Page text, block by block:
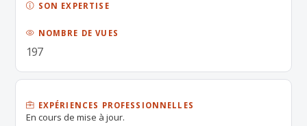
SON EXPERTISE
NOMBRE DE VUES
197
EXPÉRIENCES PROFESSIONNELLES
En cours de mise à jour.